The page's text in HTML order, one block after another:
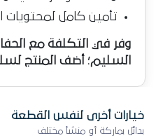
تأمين كامل لمحتويات
وفر في التكلفة مع
السليم؛ أضف المنتج
خيارات أخرى لنفس القطعة
بدائل بماركة أو منشأ مختلف